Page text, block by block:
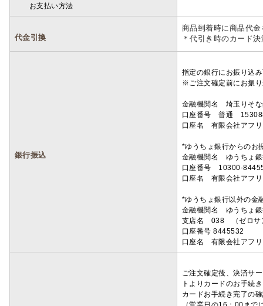
お支払い方法
代金引換
商品到着時に商品代
＊代引き時のカード
銀行振込
指定の銀行にお振り込
※ご注文確定前にお振
金融機関名 埼玉りそ
口座番号 普通
口座名 有限会社アフ
*ゆうちょ銀行からのお
金融機関名 ゆうちょ
口座番号 10300-
口座名 有限会社アフ
*ゆうちょ銀行以外の金
金融機関名 ゆうちょ
支店名 038 （ゼロサ
口座番号 8445532
口座名 有限会社アフ
ご注文確定後、決済サ
トよりカードのお手続
カードお手続き完了の